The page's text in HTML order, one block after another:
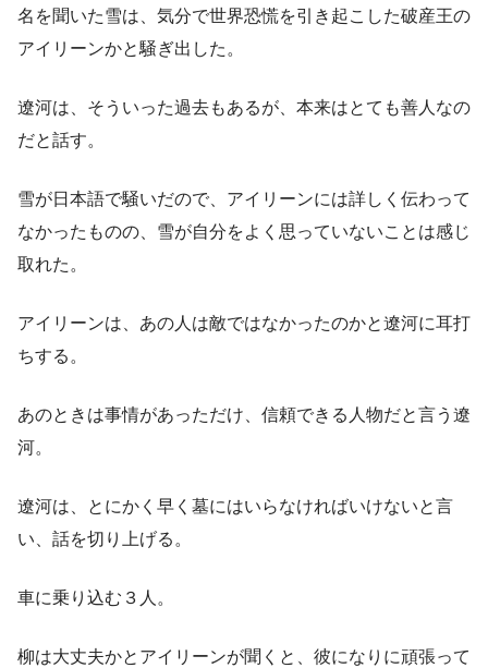
名を聞いた雪は、気分で世界恐慌を引き起こした破産王の
アイリーンかと騒ぎ出した。
遼河は、そういった過去もあるが、本来はとても善人なの
だと話す。
雪が日本語で騒いだので、アイリーンには詳しく伝わって
なかったものの、雪が自分をよく思っていないことは感じ
取れた。
アイリーンは、あの人は敵ではなかったのかと遼河に耳打
ちする。
あのときは事情があっただけ、信頼できる人物だと言う遼
河。
遼河は、とにかく早く墓にはいらなければいけないと言
い、話を切り上げる。
車に乗り込む３人。
柳は大丈夫かとアイリーンが聞くと、彼になりに頑張って